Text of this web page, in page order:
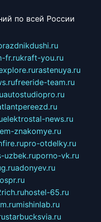
по всей России
fr.rukraft-you.ru
rastenuya.ru
freeride-team.ru
autostudiopro.ru
elektrostal-news.ru
znakomye.ru
pro-otdelky.ru
uzbek.ruporno-vk.ru
adonyev.ru
hostel-65.ru
mishinlab.ru
starbucksvia.ru